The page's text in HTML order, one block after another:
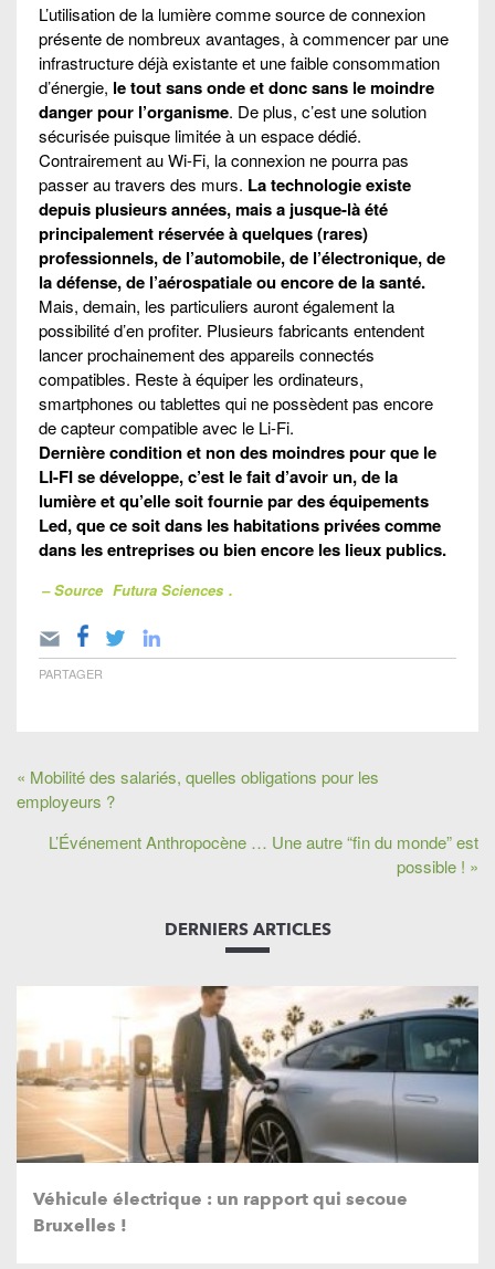
L’utilisation de la lumière comme source de connexion
présente de nombreux avantages, à commencer par une
infrastructure déjà existante et une faible consommation
d’énergie, le tout sans onde et donc sans le moindre
danger pour l’organisme. De plus, c’est une solution
sécurisée puisque limitée à un espace dédié.
Contrairement au Wi-Fi, la connexion ne pourra pas
passer au travers des murs. La technologie existe
depuis plusieurs années, mais a jusque-là été
principalement réservée à quelques (rares)
professionnels, de l’automobile, de l’électronique, de
la défense, de l’aérospatiale ou encore de la santé.
Mais, demain, les particuliers auront également la
possibilité d’en profiter. Plusieurs fabricants entendent
lancer prochainement des appareils connectés
compatibles. Reste à équiper les ordinateurs,
smartphones ou tablettes qui ne possèdent pas encore
de capteur compatible avec le Li-Fi.
Dernière condition et non des moindres pour que le
LI-FI se développe, c’est le fait d’avoir un, de la
lumière et qu’elle soit fournie par des équipements
Led, que ce soit dans les habitations privées comme
dans les entreprises ou bien encore les lieux publics.
– Source Futura Sciences .
PARTAGER
« Mobilité des salariés, quelles obligations pour les
employeurs ?
L’Événement Anthropocène … Une autre “fin du monde” est
possible ! »
DERNIERS ARTICLES
Véhicule électrique : un rapport qui secoue
Bruxelles !